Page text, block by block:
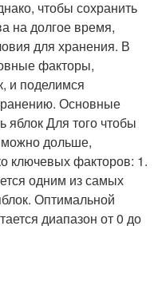
чтобы сохранить
на долгое время,
для хранения. В
факторы,
и поделимся
Основные
Для того чтобы
можно дольше,
ключевых факторов: 1.
одним из самых
Оптимальной
диапазон от 0 до